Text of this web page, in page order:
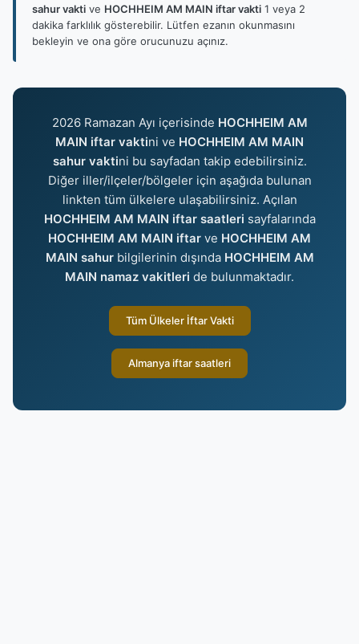
sahur vakti ve HOCHHEIM AM MAIN iftar vakti 1 veya 2
dakika farklılık gösterebilir. Lütfen ezanın okunmasını
bekleyin ve ona göre orucunuzu açınız.
2026 Ramazan Ayı içerisinde HOCHHEIM AM
MAIN iftar vaktini ve HOCHHEIM AM MAIN
sahur vaktini bu sayfadan takip edebilirsiniz.
Diğer iller/ilçeler/bölgeler için aşağıda bulunan
linkten tüm ülkelere ulaşabilirsiniz. Açılan
HOCHHEIM AM MAIN iftar saatleri sayfalarında
HOCHHEIM AM MAIN iftar ve HOCHHEIM AM
MAIN sahurbilgilerinin dışında HOCHHEIM AM
MAIN namaz vakitleri de bulunmaktadır.
Tüm Ülkeler İftar Vakti
Almanya iftar saatleri